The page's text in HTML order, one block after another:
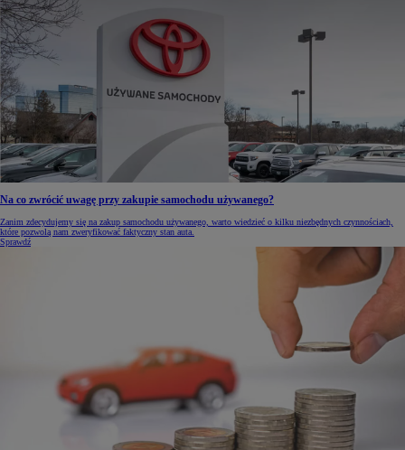
Na co zwrócić uwagę przy zakupie samochodu używanego?
Zanim zdecydujemy się na zakup samochodu używanego, warto wiedzieć o kilku niezbędnych czynnościach,
które pozwolą nam zweryfikować faktyczny stan auta.
Sprawdź